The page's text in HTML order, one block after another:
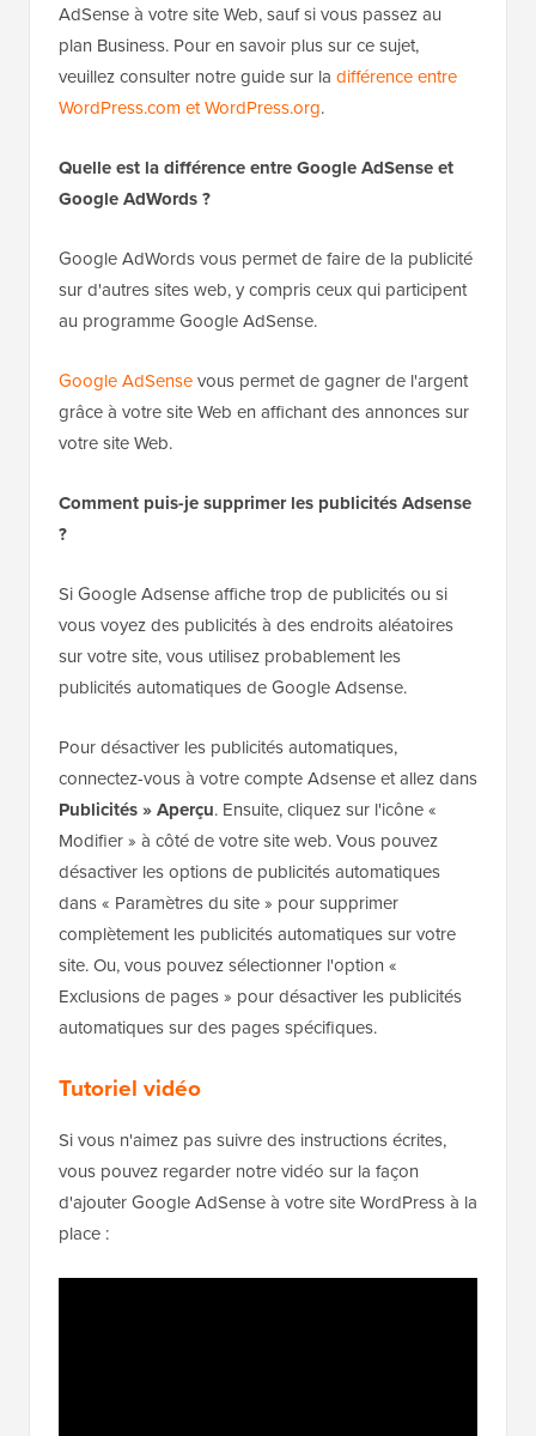
AdSense à votre site Web, sauf si vous passez au
plan Business. Pour en savoir plus sur ce sujet,
veuillez consulter notre guide sur la différence entre
WordPress.com et WordPress.org.
Quelle est la différence entre Google AdSense et
Google AdWords ?
Google AdWords vous permet de faire de la publicité
sur d'autres sites web, y compris ceux qui participent
au programme Google AdSense.
Google AdSensevous permet de gagner de l'argent
grâce à votre site Web en affichant des annonces sur
votre site Web.
Comment puis-je supprimer les publicités Adsense
?
Si Google Adsense affiche trop de publicités ou si
vous voyez des publicités à des endroits aléatoires
sur votre site, vous utilisez probablement les
publicités automatiques de Google Adsense.
Pour désactiver les publicités automatiques,
connectez-vous à votre compte Adsense et allez dans
Publicités » Aperçu. Ensuite, cliquez sur l'icône «
Modifier » à côté de votre site web. Vous pouvez
désactiver les options de publicités automatiques
dans « Paramètres du site » pour supprimer
complètement les publicités automatiques sur votre
site. Ou, vous pouvez sélectionner l'option «
Exclusions de pages » pour désactiver les publicités
automatiques sur des pages spécifiques.
Tutoriel vidéo
Si vous n'aimez pas suivre des instructions écrites,
vous pouvez regarder notre vidéo sur la façon
d'ajouter Google AdSense à votre site WordPress à la
place :